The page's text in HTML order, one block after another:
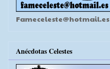
Fameceleste@hotmail.es
Anécdotas Celestes